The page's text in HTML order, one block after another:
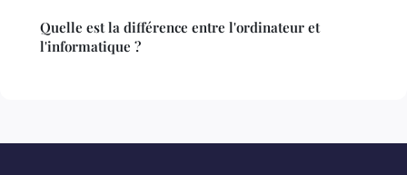
Quelle est la différence entre l'ordinateur et
l'informatique ?